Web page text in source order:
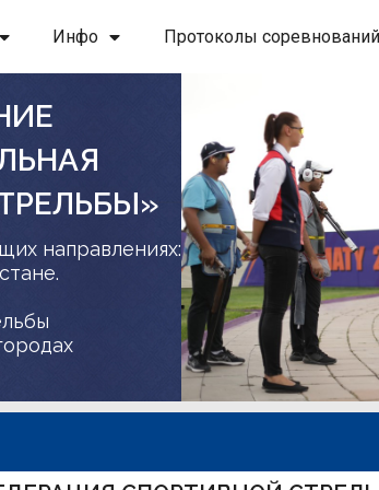
Инфо Протоколы соревнований
направлениях: